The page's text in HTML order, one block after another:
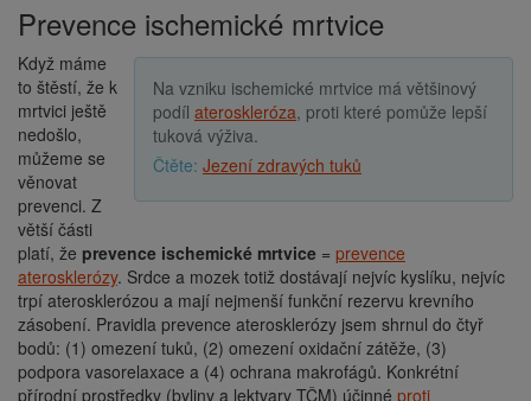
Prevence ischemické mrtvice
Na vzniku ischemické mrtvice má většinový
podíl ateroskleróza, proti které pomůže lepší
tuková výživa.
Jezení zdravých tuků
Když máme
to štěstí, že k
mrtvici ještě
nedošlo,
můžeme se
věnovat
prevenci. Z
větší části
platí, že prevence ischemické mrtvice = prevence
aterosklerózy. Srdce a mozek totiž dostávají nejvíc kyslíku, nejvíc
trpí aterosklerózou a mají nejmenší funkční rezervu krevního
zásobení. Pravidla prevence aterosklerózy jsem shrnul do čtyř
bodů: (1) omezení tuků, (2) omezení oxidační zátěže, (3)
podpora vasorelaxace a (4) ochrana makrofágů. Konkrétní
přírodní prostředky (byliny a lektvary TČM) účinné proti